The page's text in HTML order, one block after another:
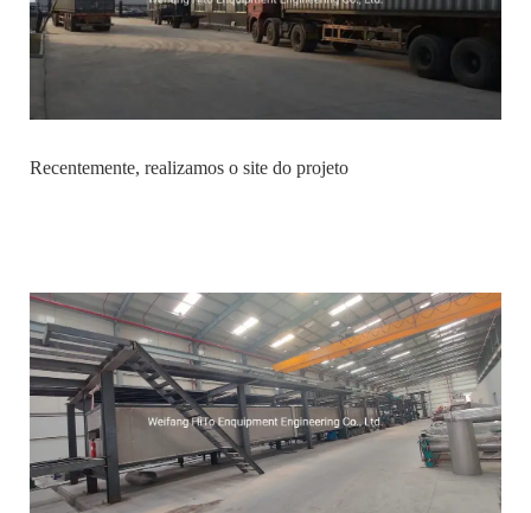
Recentemente, realizamos o site do projeto